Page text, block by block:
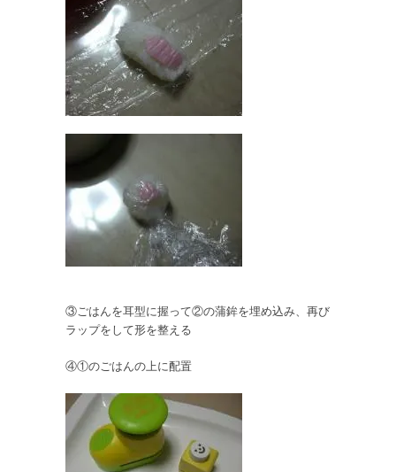
③ごはんを耳型に握って②の蒲鉾を埋め込み、再び
ラップをして形を整える
④①のごはんの上に配置